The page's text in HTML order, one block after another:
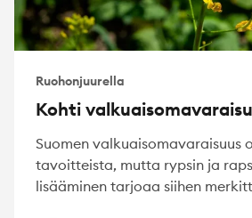
Ruohonjuurella
Kohti
Suomen valkuaisomavaraisuus
tavoitteista, mutta rypsin ja
lisääminen tarjoaa siihen